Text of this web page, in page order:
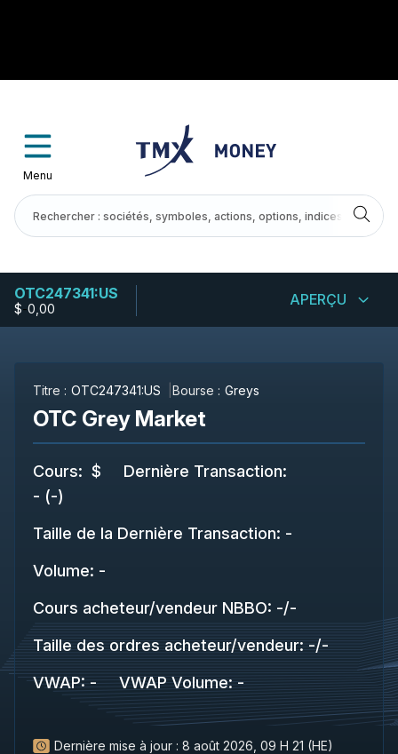
Menu
OTC247341:US
$-0,00 APERÇU
Titre : OTC247341:US Bourse : Greys
OTC Grey Market
Cours: $
- (-)
Dernière Transaction:
Taille de la Dernière Transaction: -
Volume: -
Cours acheteur/vendeur NBBO: -/-
Taille des ordres acheteur/vendeur: -/-
VWAP: - VWAP Volume: -
Dernière mise à jour : 8 août 2026, 09 H 21 (HE)